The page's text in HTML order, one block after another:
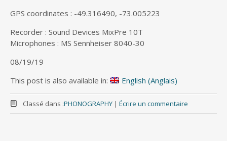
GPS coordinates : -49.316490, -73.005223
Recorder : Sound Devices MixPre 10T
Microphones : MS Sennheiser 8040-30
08/19/19
This post is also available in:
English (Anglais)
Classé dans :PHONOGRAPHY | Écrire un commentaire